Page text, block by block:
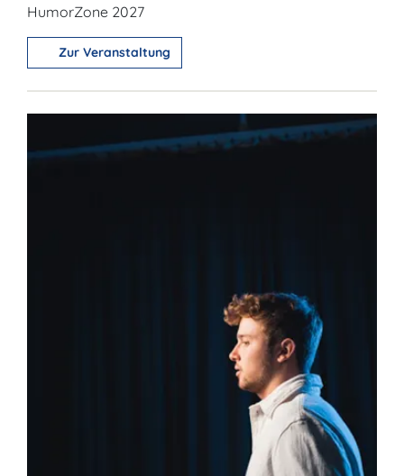
HumorZone 2027
Zur Veranstaltung